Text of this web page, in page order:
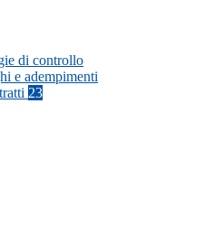
di controllo
e adempimenti
23